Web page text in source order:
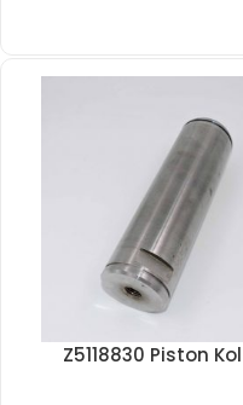
Z5118830 Piston